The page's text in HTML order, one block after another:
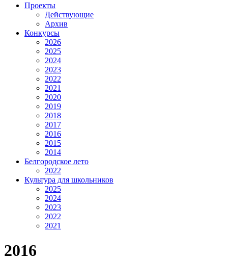
Проекты
Действующие
Архив
Конкурсы
2026
2025
2024
2023
2022
2021
2020
2019
2018
2017
2016
2015
2014
Белгородское лето
2022
Культура для школьников
2025
2024
2023
2022
2021
2016